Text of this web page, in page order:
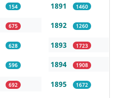
154
675
628
596
692
1891 1460
1892 1260
1893 1723
1894 1908
1895 1672